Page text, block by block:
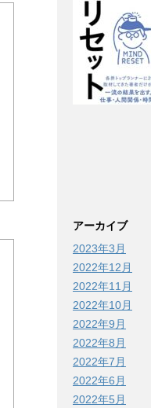
アーカイブ
2023年3月
2022年12月
2022年11月
2022年10月
2022年9月
2022年8月
2022年7月
2022年6月
2022年5月